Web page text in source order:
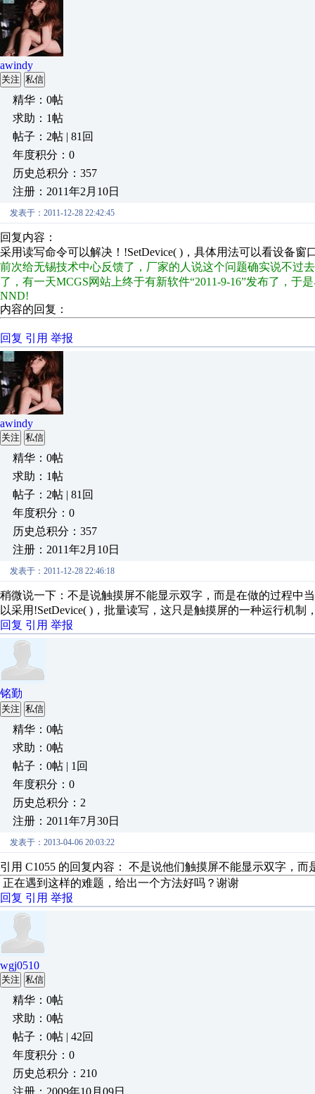
awindy
关注 私信
精华：0帖
求助：1帖
帖子：2帖 | 81回
年度积分：0
历史总积分：357
注册：2011年2月10日
发表于：2011-12-28 22:42:45
回复内容：
采用读写命令可以解决！!SetDevice( )，具体用法可以看设备窗
前次给无锡技术中心反馈了，厂家的人说这个问题确实说不过
了，有一天MCGS网站上终于有新软件“2011-9-16”发布了，
NND!
内容的回复：
回复 引用 举报
awindy
关注 私信
精华：0帖
求助：1帖
帖子：2帖 | 81回
年度积分：0
历史总积分：357
注册：2011年2月10日
发表于：2011-12-28 22:46:18
稍微说一下：不是说触摸屏不能显示双字，而是在做的过程中
以采用!SetDevice( )，批量读写，这只是触摸屏的一种运行机
回复 引用 举报
铭勤
关注 私信
精华：0帖
求助：0帖
帖子：0帖 | 1回
年度积分：0
历史总积分：2
注册：2011年7月30日
发表于：2013-04-06 20:03:22
引用 C1055 的回复内容： 不是说他们触摸屏不能显示双字，
正在遇到这样的难题，给出一个方法好吗？谢谢
回复 引用 举报
wgj0510
关注 私信
精华：0帖
求助：0帖
帖子：0帖 | 42回
年度积分：0
历史总积分：210
注册：2009年10月09日